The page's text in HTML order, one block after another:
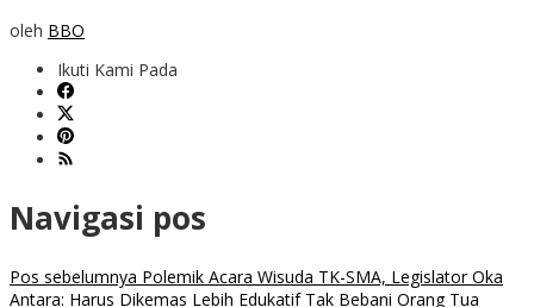
oleh BBO
Ikuti Kami Pada
Navigasi pos
Pos sebelumnya Polemik Acara Wisuda TK-SMA, Legislator Oka
Antara: Harus Dikemas Lebih Edukatif Tak Bebani Orang Tua